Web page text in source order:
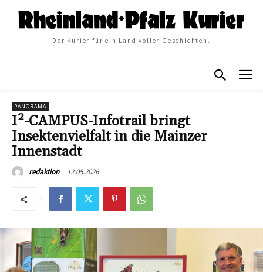
Der Kurier für ein Land voller Geschichten.
PANORAMA
I²-CAMPUS-Infotrail bringt
Insektenvielfalt in die Mainzer
Innenstadt
redaktion 12.05.2026